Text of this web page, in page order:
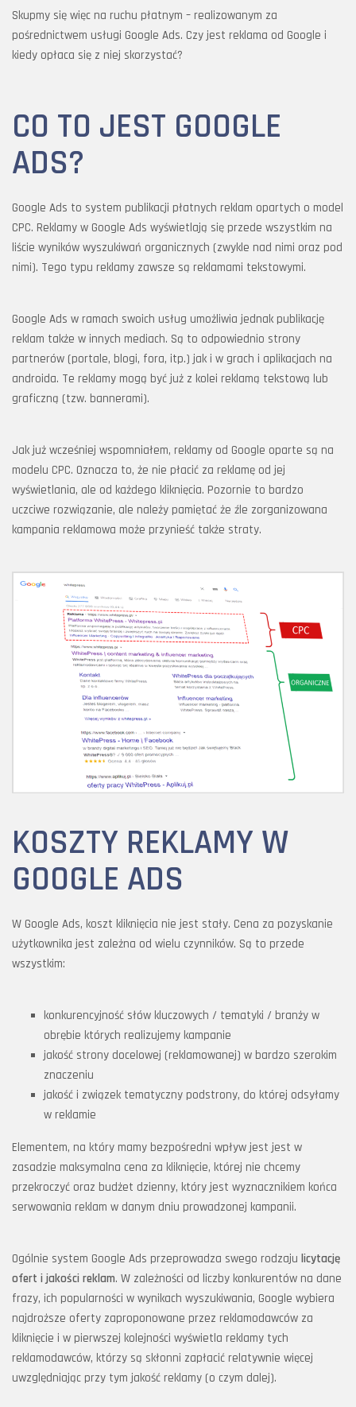
Skupmy się więc na ruchu płatnym – realizowanym za
pośrednictwem usługi Google Ads. Czy jest reklama od Google i
kiedy opłaca się z niej skorzystać?
CO TO JEST GOOGLE
ADS?
Google Ads to system publikacji płatnych reklam opartych o model
CPC. Reklamy w Google Ads wyświetlają się przede wszystkim na
liście wyników wyszukiwań organicznych (zwykle nad nimi oraz pod
nimi). Tego typu reklamy zawsze są reklamami tekstowymi.
Google Ads w ramach swoich usług umożliwia jednak publikację
reklam także w innych mediach. Są to odpowiednio strony
partnerów (portale, blogi, fora, itp.) jak i w grach i aplikacjach na
androida. Te reklamy mogą być już z kolei reklamą tekstową lub
graficzną (tzw. bannerami).
Jak już wcześniej wspomniałem, reklamy od Google oparte są na
modelu CPC. Oznacza to, że nie płacić za reklamę od jej
wyświetlania, ale od każdego kliknięcia. Pozornie to bardzo
uczciwe rozwiązanie, ale należy pamiętać że źle zorganizowana
kampania reklamowa może przynieść także straty.
KOSZTY REKLAMY W
GOOGLE ADS
W Google Ads, koszt kliknięcia nie jest stały. Cena za pozyskanie
użytkownika jest zależna od wielu czynników. Są to przede
wszystkim:
konkurencyjność słów kluczowych / tematyki / branży w
obrębie których realizujemy kampanie
jakość strony docelowej (reklamowanej) w bardzo szerokim
znaczeniu
jakość i związek tematyczny podstrony, do której odsyłamy
w reklamie
Elementem, na który mamy bezpośredni wpływ jest jest w
zasadzie maksymalna cena za kliknięcie, której nie chcemy
przekroczyć oraz budżet dzienny, który jest wyznacznikiem końca
serwowania reklam w danym dniu prowadzonej kampanii.
Ogólnie system Google Ads przeprowadza swego rodzaju licytację
ofert i jakości reklam. W zależności od liczby konkurentów na dane
frazy, ich popularności w wynikach wyszukiwania, Google wybiera
najdroższe oferty zaproponowane przez reklamodawców za
kliknięcie i w pierwszej kolejności wyświetla reklamy tych
reklamodawców, którzy są skłonni zapłacić relatywnie więcej
uwzględniając przy tym jakość reklamy (o czym dalej).